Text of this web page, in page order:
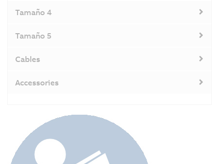
Tamaño 4
Tamaño 5
Cables
Accessories